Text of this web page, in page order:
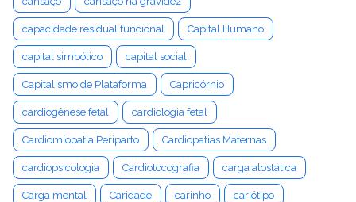
capacidade residual funcional Capital Humano
capital simbólico capital social
Capitalismo de Plataforma Capricórnio
cardiogênese fetal cardiologia fetal
Cardiomiopatia Periparto Cardiopatias Maternas
cardiopsicologia Cardiotocografia carga alostática
Carga mental Caridade carinho cariótipo